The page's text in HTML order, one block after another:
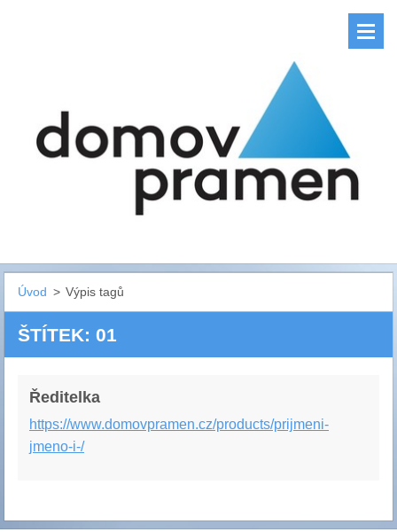
Úvod > Výpis tagů
ŠTÍTEK: 01
Ředitelka
https://www.domovpramen.cz/products/prijmeni-
jmeno-i-/